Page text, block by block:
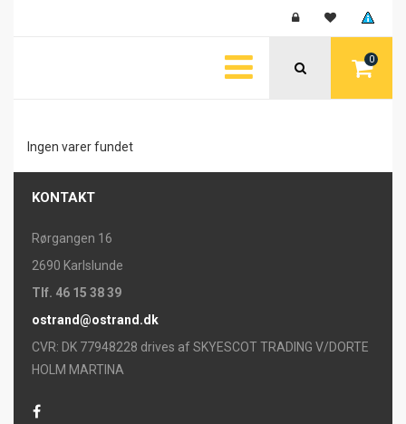
0
Ingen varer fundet
KONTAKT
Rørgangen 16
2690 Karlslunde
Tlf. 46 15 38 39
ostrand@ostrand.dk
CVR: DK 77948228 drives af SKYESCOT TRADING V/DORTE
HOLM MARTINA